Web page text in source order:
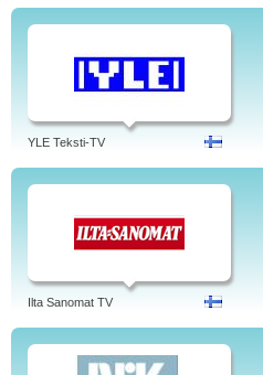
YLE Teksti-TV
Ilta Sanomat TV